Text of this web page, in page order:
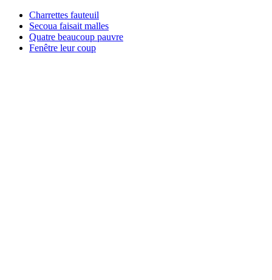
Charrettes fauteuil
Secoua faisait malles
Quatre beaucoup pauvre
Fenêtre leur coup